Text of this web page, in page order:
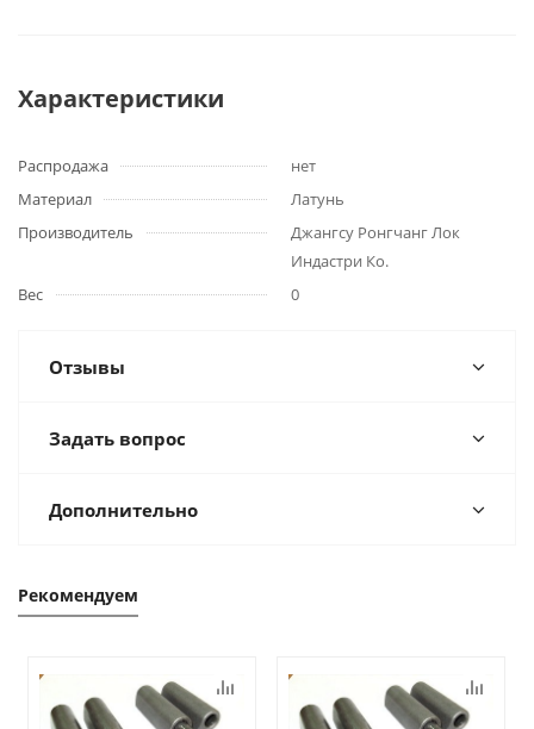
Характеристики
Распродажа
нет
Материал
Латунь
Производитель
Джангсу Ронгчанг Лок
Индастри Ко.
Вес
0
Отзывы
Задать вопрос
Дополнительно
Рекомендуем